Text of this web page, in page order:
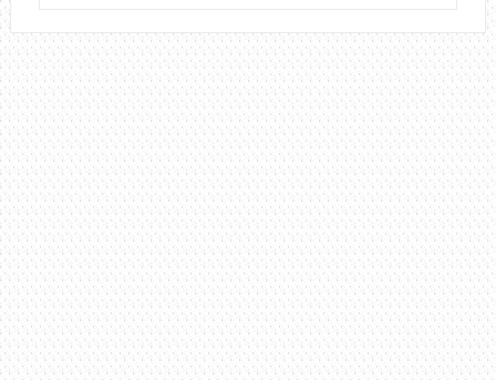
O
SOLO
DA
MÚSICA
IN
THE
END,
DO
LINKIN
PARK